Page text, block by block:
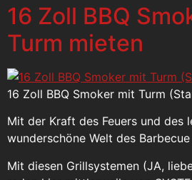
16 Zoll BBQ
Turm mieten
16 Zoll BBQ Smoker mit Turm
Mit der Kraft des Feuers und des
wunderschöne Welt des
Mit diesen Grillsystemen (JA,